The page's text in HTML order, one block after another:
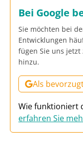
Bei Google
Sie möchten bei
Entwicklungen
fügen Sie uns
hinzu.
Als
Wie funktioniert
erfahren Sie